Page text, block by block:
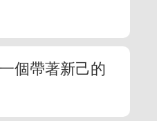
個帶著新己的